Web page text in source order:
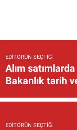
EDITÖRÜN SEÇTIĞI
Alım
Bakanlık tarih
EDITÖRÜN SEÇTIĞI